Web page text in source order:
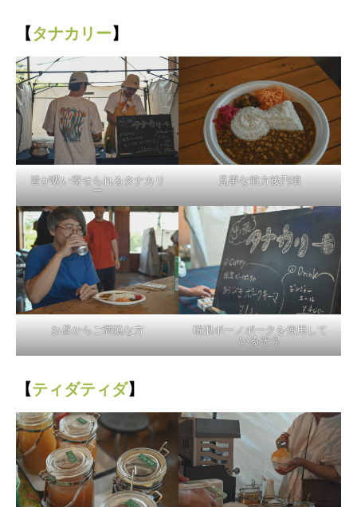
【 タナカリー】
皆が吸い寄せられるタナカリ
ー
見事な前方後円墳
お昼からご満悦な方
瑞浪ボーノポークを使用して
いるそう
【ティダティダ】